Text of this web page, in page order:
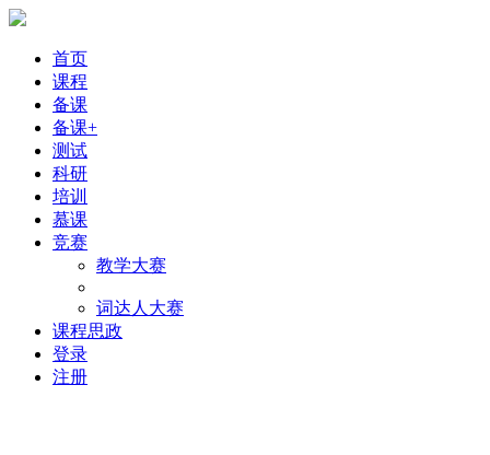
首页
课程
备课
备课+
测试
科研
培训
慕课
竞赛
教学大赛
词达人大赛
课程思政
登录
注册